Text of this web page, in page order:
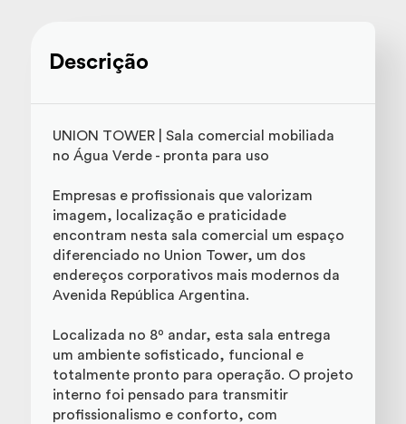
Descrição
UNION TOWER | Sala comercial mobiliada
no Água Verde - pronta para uso
Empresas e profissionais que valorizam
imagem, localização e praticidade
encontram nesta sala comercial um espaço
diferenciado no Union Tower, um dos
endereços corporativos mais modernos da
Avenida República Argentina.
Localizada no 8º andar, esta sala entrega
um ambiente sofisticado, funcional e
totalmente pronto para operação. O projeto
interno foi pensado para transmitir
profissionalismo e conforto, com